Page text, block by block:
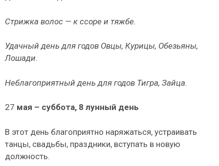
Стрижка волос — к ссоре и тяжбе.
Удачный день для годов Овцы, Курицы, Обезьяны,
Лошади.
Неблагоприятный день для годов Тигра, Зайца.
27 мая – суббота, 8 лунный день
В этот день благоприятно наряжаться, устраивать
танцы, свадьбы, праздники, вступать в новую
должность.